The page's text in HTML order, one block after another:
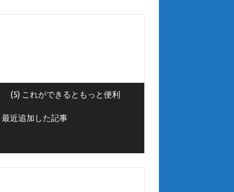
(5) これができるともっと便利
近追加した記事